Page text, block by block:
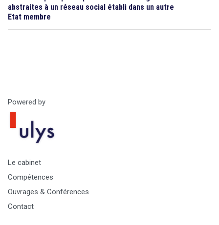
abstraites à un réseau social établi dans un autre
Etat membre
Powered by
Le cabinet
Compétences
Ouvrages & Conférences
Contact